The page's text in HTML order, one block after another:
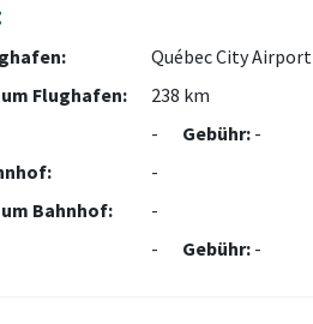
Québec City Airport
Flughafen:
238 km
- Gebühr: -
-
Bahnhof:
-
- Gebühr: -